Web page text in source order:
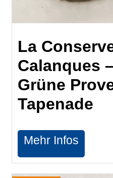
La
Calanques
Grüne
Tapenade
Mehr Infos